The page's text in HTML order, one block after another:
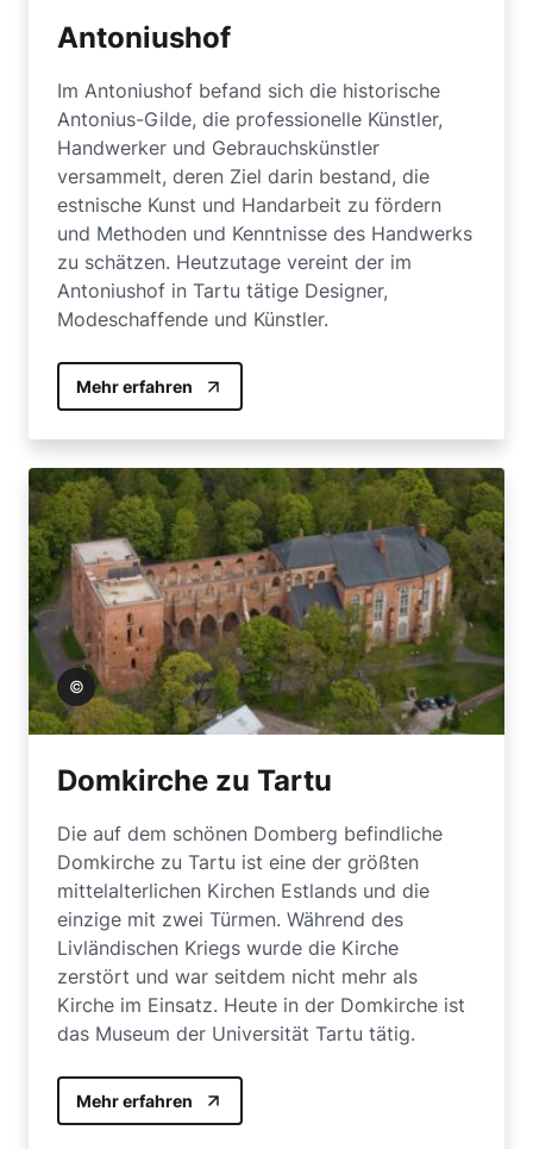
Antoniushof
Im Antoniushof befand sich die historische
Antonius-Gilde, die professionelle Künstler,
Handwerker und Gebrauchskünstler
versammelt, deren Ziel darin bestand, die
estnische Kunst und Handarbeit zu fördern
und Methoden und Kenntnisse des Handwerks
zu schätzen. Heutzutage vereint der im
Antoniushof in Tartu tätige Designer,
Modeschaffende und Künstler.
Mehr erfahren
Nilson
Domkirche zu Tartu
Die auf dem schönen Domberg befindliche
Domkirche zu Tartu ist eine der größten
mittelalterlichen Kirchen Estlands und die
einzige mit zwei Türmen. Während des
Livländischen Kriegs wurde die Kirche
zerstört und war seitdem nicht mehr als
Kirche im Einsatz. Heute in der Domkirche ist
das Museum der Universität Tartu tätig.
Mehr erfahren